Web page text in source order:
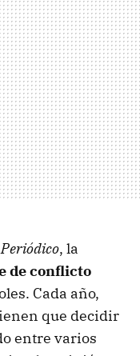
, la
de conflicto
Cada año,
que decidir
entre varios